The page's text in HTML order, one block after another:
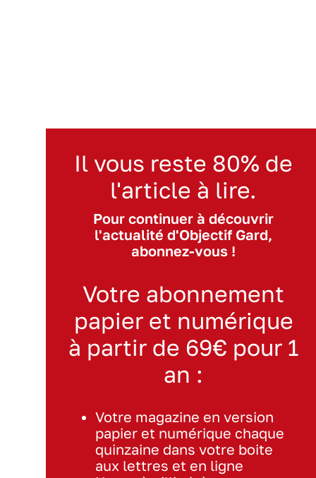
Il vous reste 80% de
l'article à lire.
Pour continuer à découvrir
l'actualité d'Objectif Gard,
abonnez-vous !
Votre abonnement
papier et numérique
à partir de 69€ pour 1
an :
Votre magazine en version
papier et numérique chaque
quinzaine dans votre boite
aux lettres et en ligne